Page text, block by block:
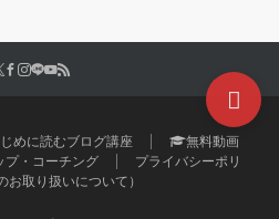
めに読むブログ講座
無料動画
プ・コーチング
プライバシーポリ
お取り扱いについて）